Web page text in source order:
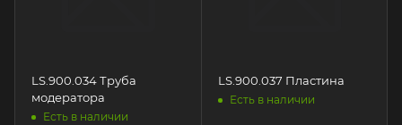
LS.900.034 Труба
модератора
Есть в наличии
LS.900.037 Пластина
Есть в наличии